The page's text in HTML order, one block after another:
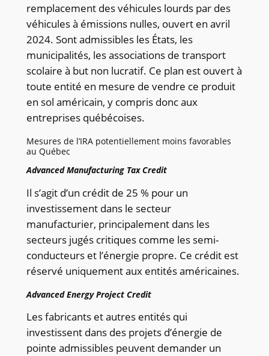
remplacement des véhicules lourds par des
véhicules à émissions nulles, ouvert en avril
2024. Sont admissibles les États, les
municipalités, les associations de transport
scolaire à but non lucratif. Ce plan est ouvert à
toute entité en mesure de vendre ce produit
en sol américain, y compris donc aux
entreprises québécoises.
Mesures de l’IRA potentiellement moins favorables
au Québec​
Advanced Manufacturing Tax Credit
Il s’agit d’un crédit de 25 % pour un
investissement dans le secteur
manufacturier, principalement dans les
secteurs jugés critiques comme les semi-
conducteurs et l’énergie propre. Ce crédit est
réservé uniquement aux entités américaines.
Advanced Energy Project Credit
Les fabricants et autres entités qui
investissent dans des projets d’énergie de
pointe admissibles peuvent demander un